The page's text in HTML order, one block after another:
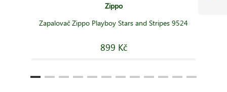
Zippo
Zapalovač Zippo Playboy Stars and Stripes 9524
899 Kč